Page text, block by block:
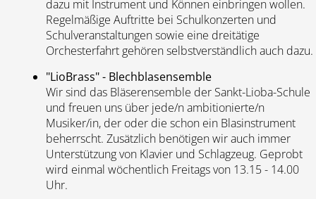
dazu mit Instrument und Können einbringen wollen.
Regelmäßige Auftritte bei Schulkonzerten und
Schulveranstaltungen sowie eine dreitätige
Orchesterfahrt gehören selbstverständlich auch dazu.
"LioBrass" - Blechblasensemble
Wir sind das Bläserensemble der Sankt-Lioba-Schule
und freuen uns über jede/n ambitionierte/n
Musiker/in, der oder die schon ein Blasinstrument
beherrscht. Zusätzlich benötigen wir auch immer
Unterstützung von Klavier und Schlagzeug. Geprobt
wird einmal wöchentlich Freitags von 13.15 - 14.00
Uhr.